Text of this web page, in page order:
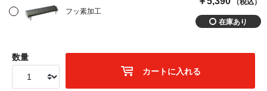
フッ素加工
（税込）
数量
カートに入れる